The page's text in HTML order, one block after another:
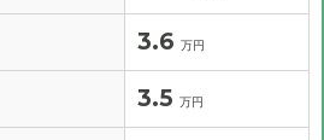
3.6 万円
3.5 万円